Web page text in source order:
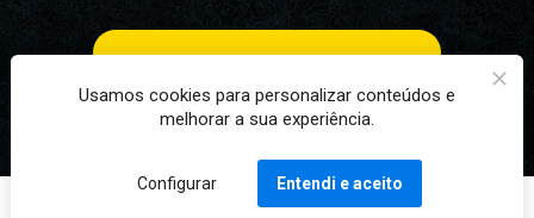
VISITE NOSSA PLATAFORMA!
Copyright © 2023- Todos os direitos reservados.
Usamos cookies para personalizar conteúdos e
melhorar a sua experiência.
Configurar Entendi e aceito